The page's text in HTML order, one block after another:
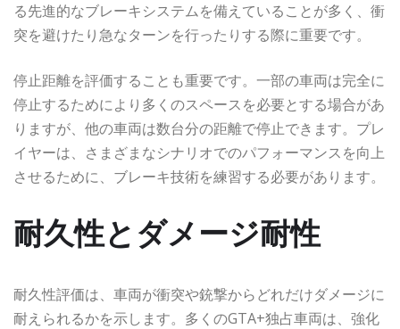
る先進的なブレーキシステムを備えていることが多く、衝
突を避けたり急なターンを行ったりする際に重要です。
停止距離を評価することも重要です。一部の車両は完全に
停止するためにより多くのスペースを必要とする場合があ
りますが、他の車両は数台分の距離で停止できます。プレ
イヤーは、さまざまなシナリオでのパフォーマンスを向上
させるために、ブレーキ技術を練習する必要があります。
耐久性とダメージ耐性
耐久性評価は、車両が衝突や銃撃からどれだけダメージに
耐えられるかを示します。多くのGTA+独占車両は、強化